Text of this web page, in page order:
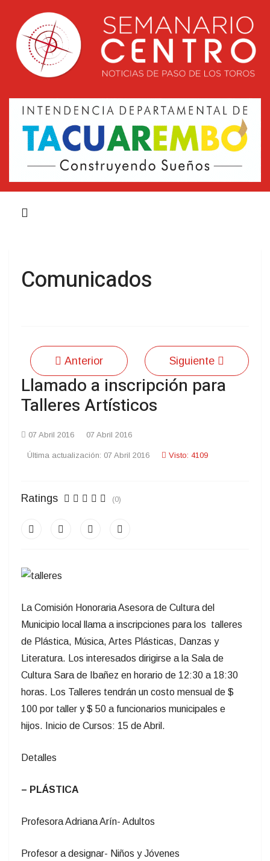
Comunicados
Anterior Siguiente
Llamado a inscripción para
Talleres Artísticos
07 Abril 2016 07 Abril 2016
Última actualización: 07 Abril 2016 Visto: 4109
Ratings (0)
La Comisión Honoraria Asesora de Cultura del
Municipio local llama a inscripciones para los talleres
de Plástica, Música, Artes Plásticas, Danzas y
Literatura. Los interesados dirigirse a la Sala de
Cultura Sara de Ibañez en horario de 12:30 a 18:30
horas. Los Talleres tendrán un costo mensual de $
100 por taller y $ 50 a funcionarios municipales e
hijos. Inicio de Cursos: 15 de Abril.
Detalles
– PLÁSTICA
Profesora Adriana Arín- Adultos
Profesor a designar- Niños y Jóvenes